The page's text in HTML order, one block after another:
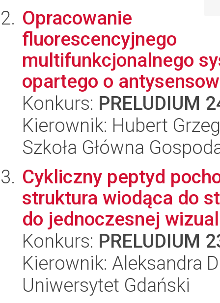
Opracowanie
fluorescencyjnego
multifunkcjonalnego
opartego o
Konkurs: PRELUDIUM
Kierownik: Hubert
Szkoła Główna
Cykliczny peptyd
struktura wiodąca do
do jednoczesnej
Konkurs: PRELUDIUM
Kierownik: Aleksandra
Uniwersytet Gdański